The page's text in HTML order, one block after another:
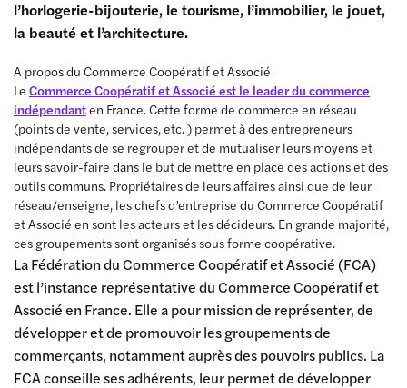
l’horlogerie-bijouterie, le tourisme, l’immobilier, le jouet,
la beauté et l’architecture.
A propos du Commerce Coopératif et Associé
Le Commerce Coopératif et Associé est le leader du commerce
indépendanten France. Cette forme de commerce en réseau
(points de vente, services, etc. ) permet à des entrepreneurs
indépendants de se regrouper et de mutualiser leurs moyens et
leurs savoir-faire dans le but de mettre en place des actions et des
outils communs. Propriétaires de leurs affaires ainsi que de leur
réseau/enseigne, les chefs d’entreprise du Commerce Coopératif
et Associé en sont les acteurs et les décideurs. En grande majorité,
ces groupements sont organisés sous forme coopérative.
La Fédération du Commerce Coopératif et Associé (FCA)
est l’instance représentative du Commerce Coopératif et
Associé en France. Elle a pour mission de représenter, de
développer et de promouvoir les groupements de
commerçants, notamment auprès des pouvoirs publics. La
FCA conseille ses adhérents, leur permet de développer